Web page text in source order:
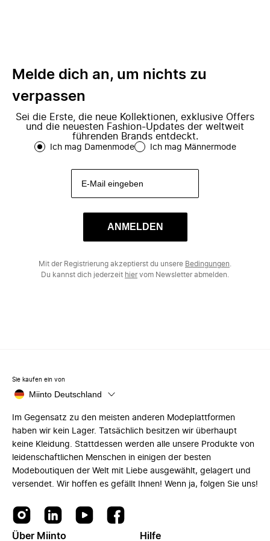
Melde dich an, um nichts zu
verpassen
Sei die Erste, die neue Kollektionen, exklusive Offers
und die neuesten Fashion-Updates der weltweit
führenden Brands entdeckt.
Ich mag Damenmode Ich mag Männermode
ANMELDEN
Mit der Registrierung akzeptierst du unsere Bedingungen
Du kannst dich jederzeit hiervom Newsletter abmelden.
Sie kaufen ein von
Miinto Deutschland
Im Gegensatz zu den meisten anderen Modeplattformen
haben wir kein Lager. Tatsächlich besitzen wir überhaupt
keine Kleidung. Stattdessen werden alle unsere Produkte von
leidenschaftlichen Menschen in einigen der besten
Modeboutiquen der Welt mit Liebe ausgewählt, gelagert und
versendet. Wir hoffen es gefällt Ihnen! Wenn ja, folgen Sie uns!
Über Miinto Hilfe